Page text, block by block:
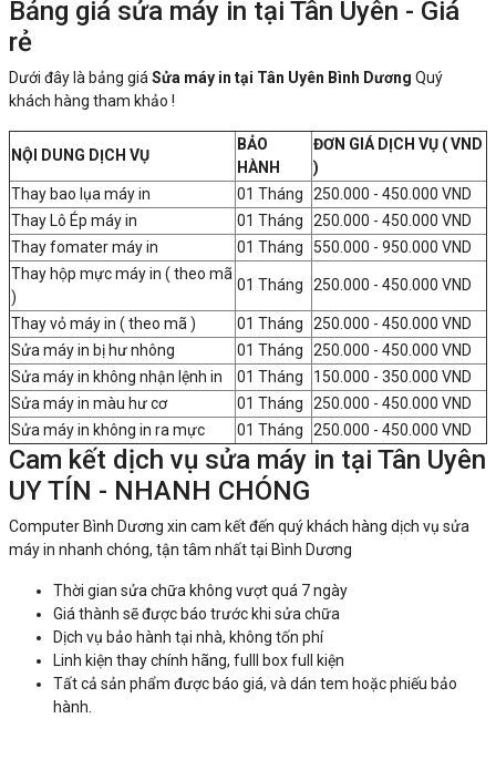
Bảng giá sửa máy in tại Tân Uyên - Giá
rẻ
Dưới đây là bảng giá Sửa máy in tại Tân Uyên Bình Dương Quý
khách hàng tham khảo !
NỘI DUNG DỊCH VỤ
BẢO
HÀNH
ĐƠN GIÁ DỊCH VỤ ( VND
)
Thay bao lụa máy in
01 Tháng
250.000 - 450.000 VND
Thay Lô Ép máy in
01 Tháng
250.000 - 450.000 VND
Thay fomater máy in
01 Tháng
550.000 - 950.000 VND
Thay hộp mực máy in ( theo mã
)
01 Tháng 250.000 - 450.000 VND
Thay vỏ máy in ( theo mã ) 01 Tháng
250.000 - 450.000 VND
Sửa máy in bị hư nhông
01 Tháng
250.000 - 450.000 VND
Sửa máy in không nhận lệnh in
01 Tháng
150.000 - 350.000 VND
Sửa máy in màu hư cơ
01 Tháng
250.000 - 450.000 VND
Sửa máy in không in ra mực
01 Tháng 250.000 - 450.000 VND
Cam kết dịch vụ sửa máy in tại Tân Uyên
UY TÍN - NHANH CHÓNG
Computer Bình Dương xin cam kết đến quý khách hàng dịch vụ sửa
máy in nhanh chóng, tận tâm nhất tại Bình Dương
Thời gian sửa chữa không vượt quá 7 ngày
Giá thành sẽ được báo trước khi sửa chữa
Dịch vụ bảo hành tại nhà, không tốn phí
Linh kiện thay chính hãng, fulll box full kiện
Tất cả sản phẩm được báo giá, và dán tem hoặc phiếu bảo
hành.